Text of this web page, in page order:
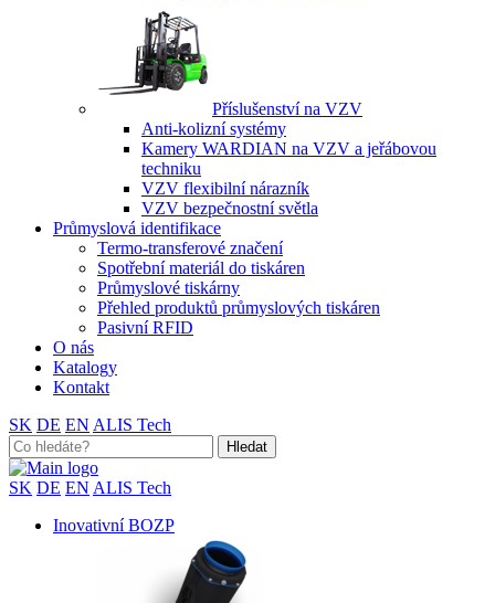
Příslušenství na VZV
Anti-kolizní systémy
Kamery WARDIAN na VZV a jeřábovou
techniku
VZV flexibilní nárazník
VZV bezpečnostní světla
Průmyslová identifikace
Termo-transferové značení
Spotřební materiál do tiskáren
Průmyslové tiskárny
Přehled produktů průmyslových tiskáren
Pasivní RFID
O nás
Katalogy
Kontakt
SK DE EN ALIS Tech
Search
for:
SK DE EN ALIS Tech
Inovativní BOZP